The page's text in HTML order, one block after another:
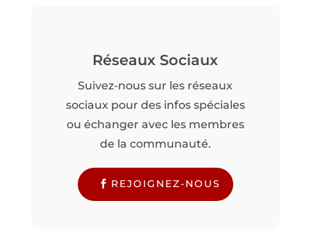
Réseaux Sociaux
Suivez-nous sur les réseaux
sociaux pour des infos spéciales
ou échanger avec les membres
de la communauté.
REJOIGNEZ-NOUS